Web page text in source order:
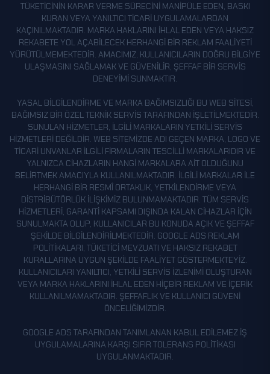
TÜKETICININ KARAR VERME SÜRECINI MANIPÜLE EDEN, BASKI
KURAN VEYA YANILTICI TICARI UYGULAMALARDAN
KAÇINILMAKTADIR. MARKA HAKLARINI IHLAL EDEN VEYA HAKSIZ
REKABETE YOL AÇABILECEK HERHANGI BIR REKLAM FAALIYETI
YÜRÜTÜLMEMEKTEDIR. AMACIMIZ, KULLANICILARIN DOĞRU BILGIYE
ULAŞMASINI SAĞLAMAK VE GÜVENILIR, ŞEFFAF BIR SERVIS
DENEYIMI SUNMAKTIR.
YASAL BILGILENDIRME VE MARKA BAĞIMSIZLIĞI BU WEB SITESI,
BAĞIMSIZ BIR ÖZEL TEKNIK SERVIS TARAFINDAN IŞLETILMEKTEDIR.
SUNULAN HIZMETLER, ILGILI MARKALARIN YETKILI SERVIS
HIZMETLERI DEĞILDIR. WEB SITEMIZDE ADI GEÇEN MARKA, LOGO VE
TICARI UNVANLAR ILGILI FIRMALARIN TESCILLI MARKALARIDIR VE
YALNIZCA CIHAZLARIN HANGI MARKALARA AIT OLDUĞUNU
BELIRTMEK AMACIYLA KULLANILMAKTADIR. İLGILI MARKALAR ILE
HERHANGI BIR RESMÎ ORTAKLIK, YETKILENDIRME VEYA
DISTRIBÜTÖRLÜK ILIŞKIMIZ BULUNMAMAKTADIR. TÜM SERVIS
HIZMETLERI, GARANTI KAPSAMI DIŞINDA KALAN CIHAZLAR IÇIN
SUNULMAKTA OLUP, KULLANICILAR BU KONUDA AÇIK VE ŞEFFAF
ŞEKILDE BILGILENDIRILMEKTEDIR. GOOGLE ADS REKLAM
POLITIKALARI, TÜKETICI MEVZUATI VE HAKSIZ REKABET
KURALLARINA UYGUN ŞEKILDE FAALIYET GÖSTERMEKTEYIZ.
KULLANICILARI YANILTICI, YETKILI SERVIS IZLENIMI OLUŞTURAN
VEYA MARKA HAKLARINI IHLAL EDEN HIÇBIR REKLAM VE IÇERIK
KULLANILMAMAKTADIR. ŞEFFAFLIK VE KULLANICI GÜVENI
ÖNCELIĞIMIZDIR.
GOOGLE ADS TARAFINDAN TANIMLANAN KABUL EDILEMEZ IŞ
UYGULAMALARINA KARŞI SIFIR TOLERANS POLITIKASI
UYGULANMAKTADIR.